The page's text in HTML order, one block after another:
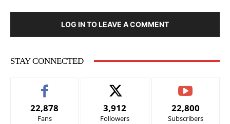
LOG IN TO LEAVE A COMMENT
STAY CONNECTED
22,878
Fans
3,912
Followers
22,800
Subscribers